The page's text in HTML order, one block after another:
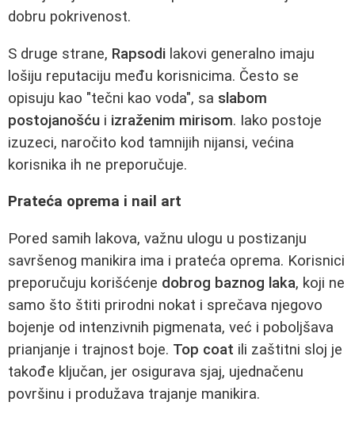
dobru pokrivenost.
S druge strane, Rapsodi lakovi generalno imaju
lošiju reputaciju među korisnicima. Često se
opisuju kao "tečni kao voda", sa slabom
postojanošću i izraženim mirisom. Iako postoje
izuzeci, naročito kod tamnijih nijansi, većina
korisnika ih ne preporučuje.
Prateća oprema i nail art
Pored samih lakova, važnu ulogu u postizanju
savršenog manikira ima i prateća oprema. Korisnici
preporučuju korišćenje dobrog baznog laka, koji ne
samo što štiti prirodni nokat i sprečava njegovo
bojenje od intenzivnih pigmenata, već i poboljšava
prianjanje i trajnost boje. Top coat ili zaštitni sloj je
takođe ključan, jer osigurava sjaj, ujednačenu
površinu i produžava trajanje manikira.